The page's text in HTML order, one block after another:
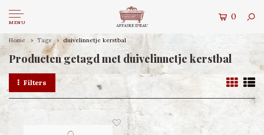
MENU
0
Home Tags duivelinnetje kerstbal
Producten getagd met duivelinnetje kerstbal
Filters